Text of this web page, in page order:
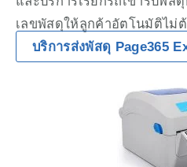
เลขพัสดุให้ลูกค้าอัตโนมัติไม่
บริการส่งพัสดุ Page365